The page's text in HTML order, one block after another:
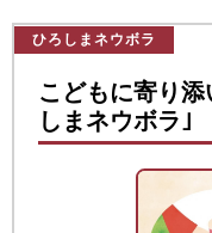
ひろしまネウボラ
こどもに寄り
しまネウボラ｣